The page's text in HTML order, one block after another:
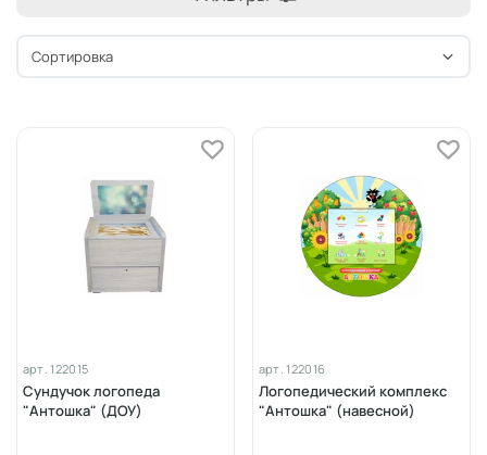
арт.122015
Сундучок логопеда
"Антошка" (ДОУ)
арт.122016
Логопедический комплекс
"Антошка" (навесной)